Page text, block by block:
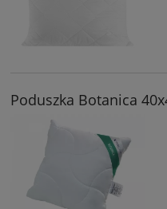
Poduszka Botanica